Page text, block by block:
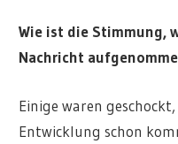
Wie ist die Stimmung,
Nachricht
Einige waren
Entwicklung schon